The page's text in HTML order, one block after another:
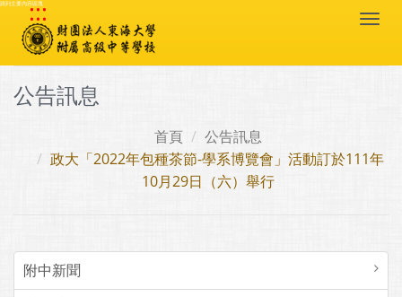
跳到主要內容區塊
:::
公告訊息
首頁
公告訊息
政大「2022年包種茶節-學系博覽會」活動訂於111年
10月29日（六）舉行
附中新聞